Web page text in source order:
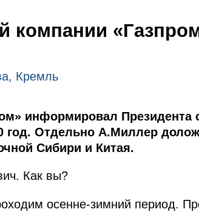
компании
Кремль
информировал Президента
год. Отдельно А.Миллер
Сибири и Китая.
Как вы?
осенне-зимний период.